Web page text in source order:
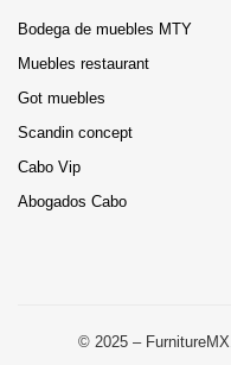
Bodega de muebles MTY
Muebles restaurant
Got muebles
Scandin concept
Cabo Vip
Abogados Cabo
© 2025 –